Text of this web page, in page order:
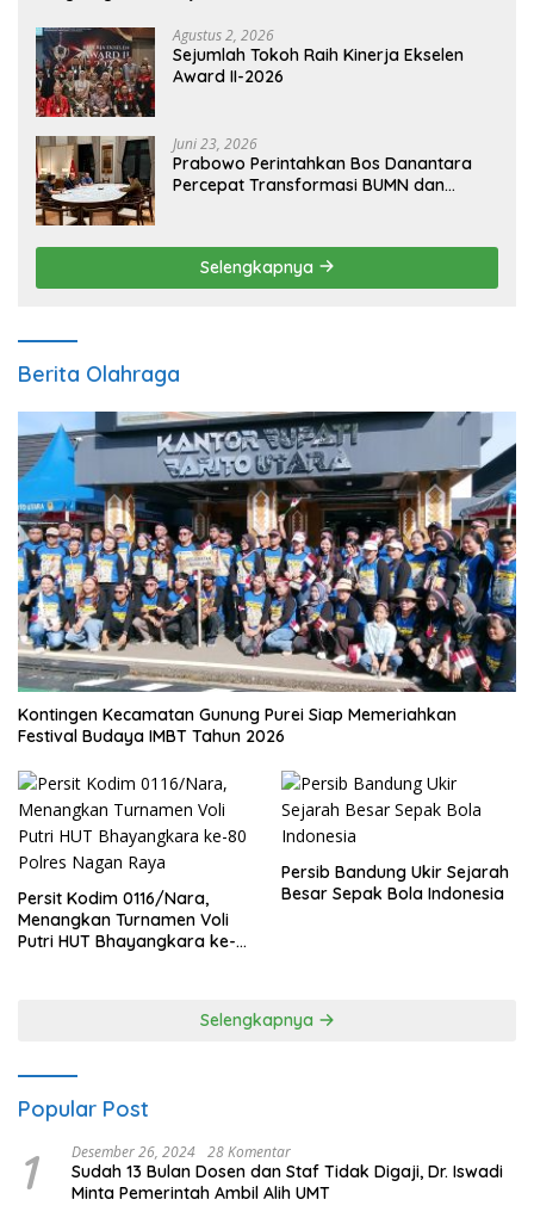
Agustus 2, 2026
Sejumlah Tokoh Raih Kinerja Ekselen
Award II-2026
Juni 23, 2026
Prabowo Perintahkan Bos Danantara
Percepat Transformasi BUMN dan
Selengkapnya
Berita Olahraga
Kontingen Kecamatan Gunung Purei Siap Memeriahkan
Festival Budaya IMBT Tahun 2026
Persit Kodim 0116/Nara,
Menangkan Turnamen Voli
Putri HUT Bhayangkara ke-
Persib Bandung Ukir Sejarah
Besar Sepak Bola Indonesia
Selengkapnya
Popular Post
1 Desember 26, 2024 28 Komentar
Sudah 13 Bulan Dosen dan Staf Tidak Digaji, Dr. Iswadi
Minta Pemerintah Ambil Alih UMT